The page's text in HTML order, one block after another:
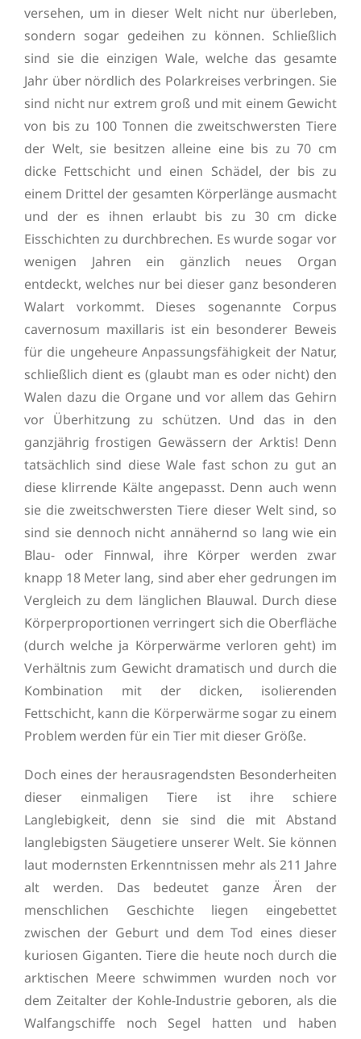
versehen, um in dieser Welt nicht nur überleben,
sondern sogar gedeihen zu können. Schließlich
sind sie die einzigen Wale, welche das gesamte
Jahr über nördlich des Polarkreises verbringen. Sie
sind nicht nur extrem groß und mit einem Gewicht
von bis zu 100 Tonnen die zweitschwersten Tiere
der Welt, sie besitzen alleine eine bis zu 70 cm
dicke Fettschicht und einen Schädel, der bis zu
einem Drittel der gesamten Körperlänge ausmacht
und der es ihnen erlaubt bis zu 30 cm dicke
Eisschichten zu durchbrechen. Es wurde sogar vor
wenigen Jahren ein gänzlich neues Organ
entdeckt, welches nur bei dieser ganz besonderen
Walart vorkommt. Dieses sogenannte Corpus
cavernosum maxillaris ist ein besonderer Beweis
für die ungeheure Anpassungsfähigkeit der Natur,
schließlich dient es (glaubt man es oder nicht) den
Walen dazu die Organe und vor allem das Gehirn
vor Überhitzung zu schützen. Und das in den
ganzjährig frostigen Gewässern der Arktis! Denn
tatsächlich sind diese Wale fast schon zu gut an
diese klirrende Kälte angepasst. Denn auch wenn
sie die zweitschwersten Tiere dieser Welt sind, so
sind sie dennoch nicht annähernd so lang wie ein
Blau- oder Finnwal, ihre Körper werden zwar
knapp 18 Meter lang, sind aber eher gedrungen im
Vergleich zu dem länglichen Blauwal. Durch diese
Körperproportionen verringert sich die Oberfläche
(durch welche ja Körperwärme verloren geht) im
Verhältnis zum Gewicht dramatisch und durch die
Kombination mit der dicken, isolierenden
Fettschicht, kann die Körperwärme sogar zu einem
Problem werden für ein Tier mit dieser Größe.
Doch eines der herausragendsten Besonderheiten
dieser einmaligen Tiere ist ihre schiere
Langlebigkeit, denn sie sind die mit Abstand
langlebigsten Säugetiere unserer Welt. Sie können
laut modernsten Erkenntnissen mehr als 211 Jahre
alt werden. Das bedeutet ganze Ären der
menschlichen Geschichte liegen eingebettet
zwischen der Geburt und dem Tod eines dieser
kuriosen Giganten. Tiere die heute noch durch die
arktischen Meere schwimmen wurden noch vor
dem Zeitalter der Kohle-Industrie geboren, als die
Walfangschiffe noch Segel hatten und haben